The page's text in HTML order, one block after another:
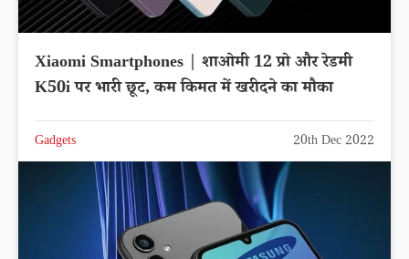
Xiaomi Smartphones | शाओमी 12 प्रो और रेडमी
K50i पर भारी छूट, कम किमत में खरीदने का मौका
Gadgets 20th Dec 2022